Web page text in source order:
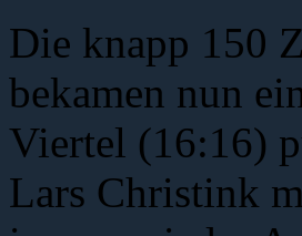
Die knapp 150
bekamen nun
Viertel (16:16)
Lars Christink